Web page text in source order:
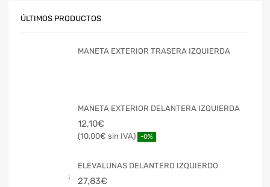
ÚLTIMOS PRODUCTOS
MANETA EXTERIOR TRASERA IZQUIERDA
MANETA EXTERIOR DELANTERA IZQUIERDA
12,10€
10,00€ -0%
ELEVALUNAS DELANTERO IZQUIERDO
27,83€